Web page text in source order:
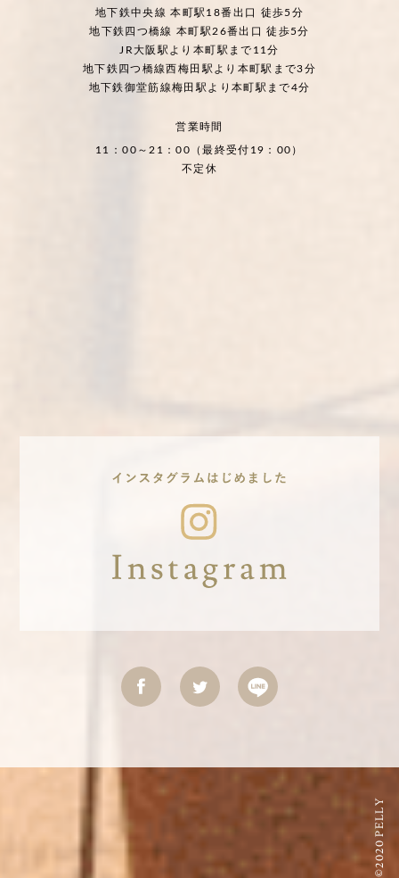
地下鉄中央線 本町駅18番出口 徒歩5分
地下鉄四つ橋線 本町駅26番出口 徒歩5分
JR大阪駅より本町駅まで11分
地下鉄四つ橋線西梅田駅より本町駅まで3分
地下鉄御堂筋線梅田駅より本町駅まで4分
営業時間
11：00～21：00（最終受付19：00）
不定休
©2020 PELLY